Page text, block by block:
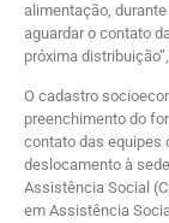
alimentação,
aguardar o contato
próxima
O cadastro
preenchimento do
contato das equipes
deslocamento à
Assistência Social
em Assistência